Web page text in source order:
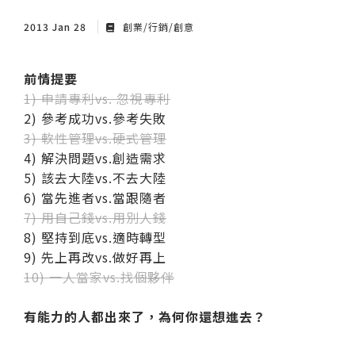
2013 Jan 28 創業/行銷/創意
前情提要
1) 申請專利vs. 忽視專利
2) 參考成功vs.參考失敗
3) 軟性管理vs.硬式管理
4) 解決問題vs.創造需求
5) 該去大陸vs.不去大陸
6) 當先進者vs.當跟隨者
7) 用自己錢vs.用別人錢
8) 堅持到底vs.適時轉型
9) 先上再改vs.做好再上
10) 一人當家vs.找個夥伴
有能力的人都出來了，為何你還想進去？